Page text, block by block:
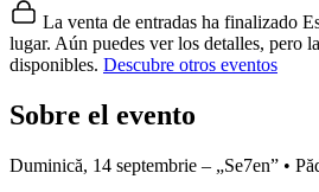
La venta de entradas ha finalizado
lugar. Aún puedes ver los detalles, pero
disponibles. Descubre otros eventos
Sobre el evento
Duminică, 14 septembrie – „Se7en” •